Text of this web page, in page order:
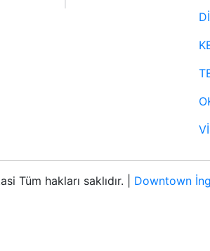
Tüm hakları saklıdır. | Downtown